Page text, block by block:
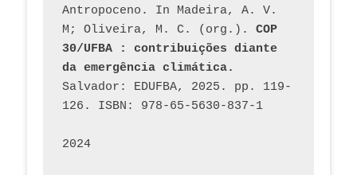
Antropoceno. In Madeira, A. V.
M; Oliveira, M. C. (org.). COP
30/UFBA : contribuições diante
da emergência climática.
Salvador: EDUFBA, 2025. pp. 119-
126. ISBN: 978-65-5630-837-1
2024